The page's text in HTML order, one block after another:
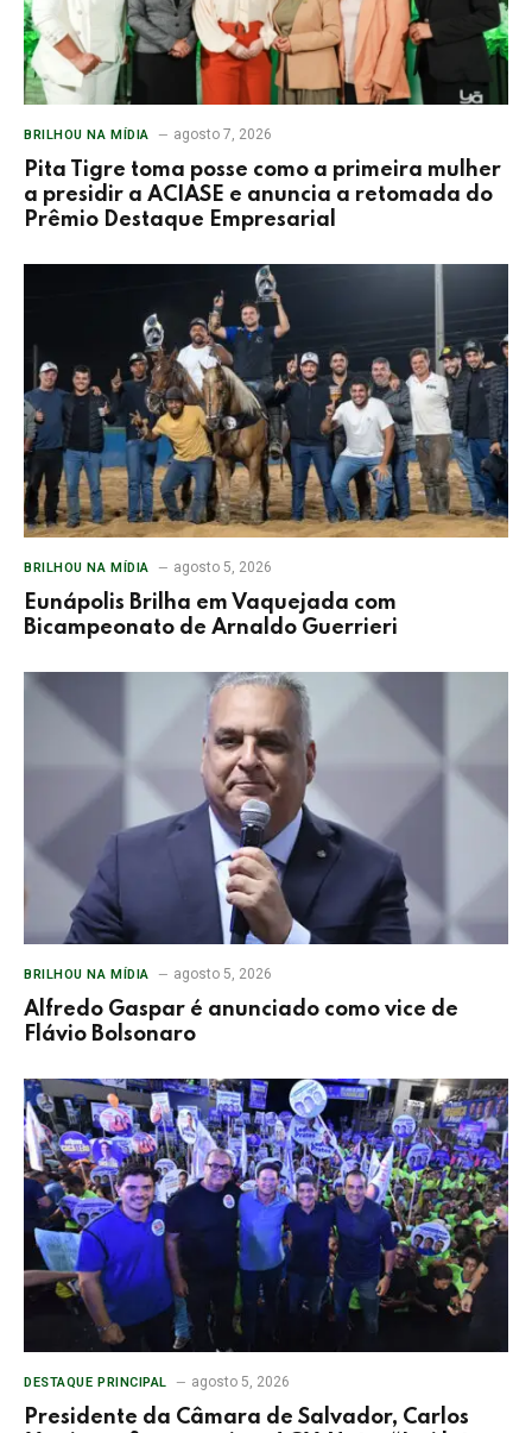
BRILHOU NA MÍDIA agosto 7, 2026
Pita Tigre toma posse como a primeira mulher
a presidir a ACIASE e anuncia a retomada do
Prêmio Destaque Empresarial
BRILHOU NA MÍDIA agosto 5, 2026
Eunápolis Brilha em Vaquejada com
Bicampeonato de Arnaldo Guerrieri
BRILHOU NA MÍDIA agosto 5, 2026
Alfredo Gaspar é anunciado como vice de
Flávio Bolsonaro
DESTAQUE PRINCIPAL agosto 5, 2026
Presidente da Câmara de Salvador, Carlos